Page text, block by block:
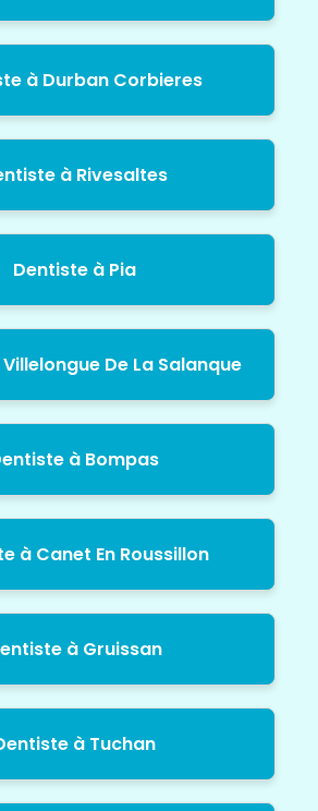
à Durban Corbieres
à Rivesaltes
Dentiste à Pia
De La Salanque
à Bompas
à Canet En Roussillon
à Gruissan
à Tuchan